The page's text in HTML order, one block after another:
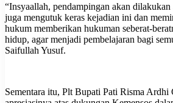
“Insyaallah, pendampingan akan
juga mengutuk keras kejadian ini dan
hukum memberikan hukuman seberat-
hidup, agar menjadi pembelajaran bagi
Saifullah Yusuf.
Sementara itu, Plt Bupati Pati Risma Ardhi